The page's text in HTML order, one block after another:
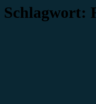
Schlagwort: